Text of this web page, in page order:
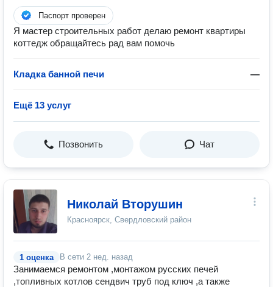
Паспорт проверен
Я мастер строительных работ делаю ремонт квартиры
коттедж обращайтесь рад вам помочь
Кладка банной печи —
Ещё 13 услуг
Позвонить Чат
Николай Вторушин
Красноярск, Свердловский район
1 оценка В сети 2 нед. назад
Занимаемся ремонтом ,монтажом русских печей
,топливных котлов сендвич труб под ключ ,а также